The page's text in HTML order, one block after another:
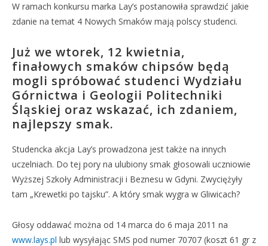
W ramach konkursu marka Lay’s postanowiła sprawdzić jakie
zdanie na temat 4 Nowych Smaków mają polscy studenci.
Już we wtorek, 12 kwietnia,
finałowych smaków chipsów będą
mogli spróbować studenci Wydziału
Górnictwa i Geologii Politechniki
Śląskiej oraz wskazać, ich zdaniem,
najlepszy smak.
Studencka akcja Lay’s prowadzona jest także na innych
uczelniach. Do tej pory na ulubiony smak głosowali uczniowie
Wyższej Szkoły Administracji i Beznesu w Gdyni. Zwyciężyły
tam „Krewetki po tajsku”. A który smak wygra w Gliwicach?
Głosy oddawać można od 14 marca do 6 maja 2011 na
www.lays.pl lub wysyłając SMS pod numer 70707 (koszt 61 gr z